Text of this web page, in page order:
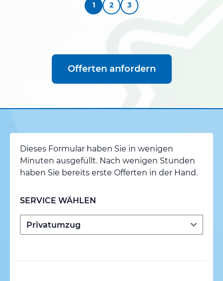
1 2 3
Offerten anfordern
Dieses Formular haben Sie in wenigen
Minuten ausgefüllt. Nach wenigen Stunden
haben Sie bereits erste Offerten in der Hand.
SERVICE WÄHLEN